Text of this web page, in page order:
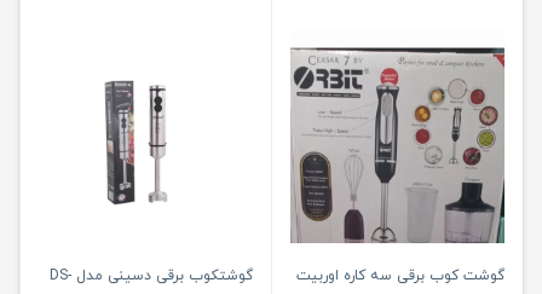
گوشت کوب برقی سه کاره اوربیت
گوشتکوب برقی دسینی مدل DS-